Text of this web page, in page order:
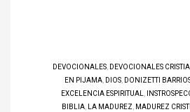
DEVOCIONALES DEVOCIONALES
EN PIJAMA DIOS DONIZETTI
EXCELENCIA ESPIRITUAL
BIBLIA
LA MADUREZ MADUREZ